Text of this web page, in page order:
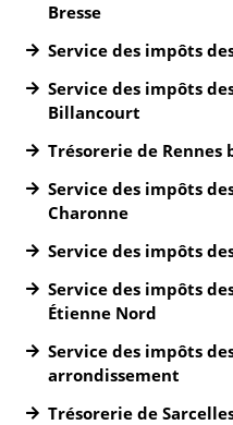
Bresse
Service des impôts
Service des impôts
Billancourt
Trésorerie de Rennes
Service des impôts
Charonne
Service des impôts
Service des impôts
Étienne Nord
Service des impôts
arrondissement
Trésorerie de